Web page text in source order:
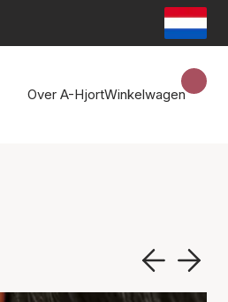
Over A-HjortWinkelwagen